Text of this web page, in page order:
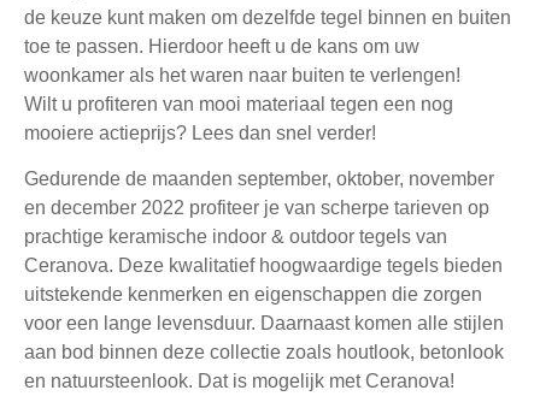
de keuze kunt maken om dezelfde tegel binnen en buiten
toe te passen. Hierdoor heeft u de kans om uw
woonkamer als het waren naar buiten te verlengen!
Wilt u profiteren van mooi materiaal tegen een nog
mooiere actieprijs? Lees dan snel verder!
Gedurende de maanden september, oktober, november
en december 2022 profiteer je van scherpe tarieven op
prachtige keramische indoor & outdoor tegels van
Ceranova. Deze kwalitatief hoogwaardige tegels bieden
uitstekende kenmerken en eigenschappen die zorgen
voor een lange levensduur. Daarnaast komen alle stijlen
aan bod binnen deze collectie zoals houtlook, betonlook
en natuursteenlook. Dat is mogelijk met Ceranova!